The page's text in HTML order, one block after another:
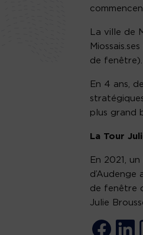
La ville de
de fenêtre).
En 4 ans,
plus grand
La Tour
En 2021,
d’Audenge
de fenêtre
Julie